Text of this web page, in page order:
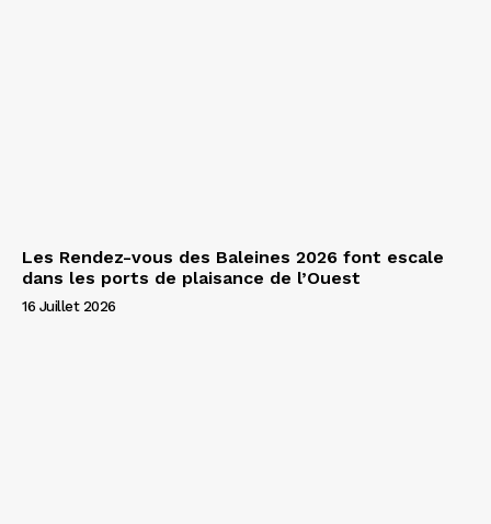
Les Rendez-vous des Baleines 2026 font escale
dans les ports de plaisance de l’Ouest
16 Juillet 2026